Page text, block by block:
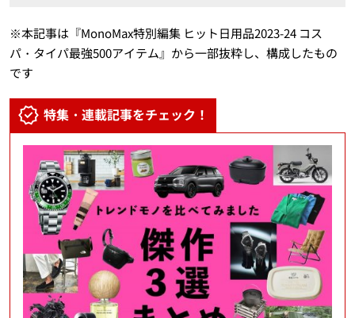
※本記事は『MonoMax特別編集 ヒット日用品2023-24 コス
パ・タイパ最強500アイテム』から一部抜粋し、構成したもの
です
特集・連載記事をチェック！